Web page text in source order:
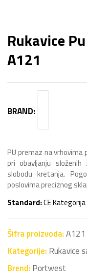
Rukavice
A121
BRAND:
PU premaz na vrhovima
pri obavljanju složenih
slobodu kretanja.
poslovima preciznog
Standard:CE Kategorija
Šifra proizvoda:A121
Kategorije: Rukavice
Brend: Portwest